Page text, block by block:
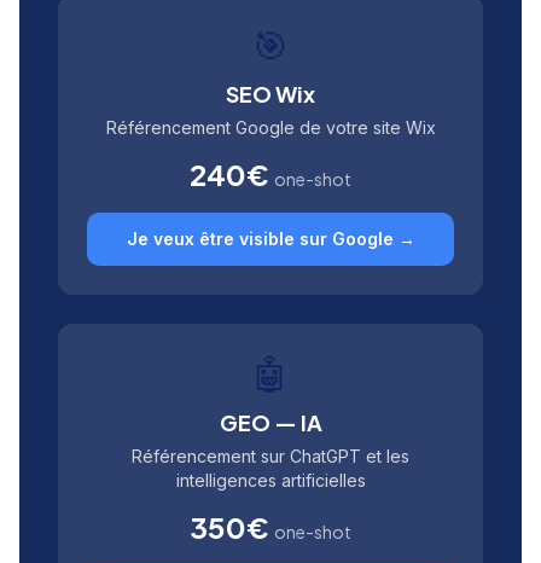
🎯
SEO Wix
Référencement Google de votre site Wix
240€ one-shot
Je veux être visible sur Google →
🤖
GEO — IA
Référencement sur ChatGPT et les
intelligences artificielles
350€ one-shot